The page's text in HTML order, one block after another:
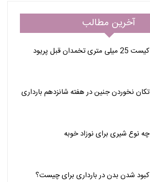
آخرین مطالب
کیست 25 میلی متری تخمدان قبل پریود
تکان نخوردن جنین در هفته شانزدهم بارداری
چه نوع شیری برای نوزاد خوبه
کبود شدن بدن در بارداری برای چیست؟